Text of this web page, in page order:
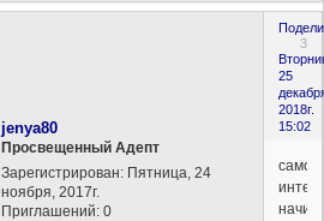
3
25
2018г.
15:02
jenya80
Просвещенный Адепт
Зарегистрирован: Пятница, 24
ноября, 2017г.
Приглашений: 0
самое